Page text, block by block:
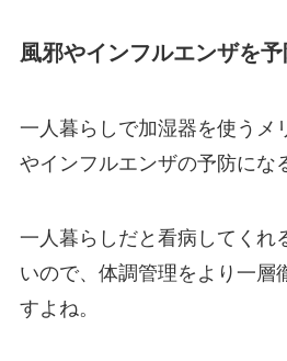
風邪やインフルエンザを
一人暮らしで加湿器を使うメ
やインフルエンザの予防にな
一人暮らしだと看病してくれ
いので、体調管理をより一層
すよね。